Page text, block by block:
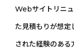
Webサイトリニ
た見積もりが想定
された経験のあ